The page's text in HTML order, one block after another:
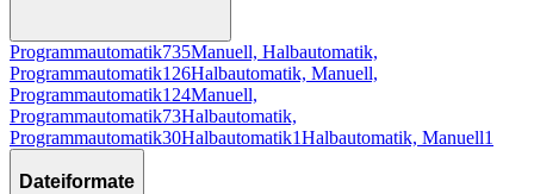
Programmautomatik735Manuell, Halbautomatik,
Programmautomatik126Halbautomatik, Manuell,
Programmautomatik124Manuell,
Programmautomatik73Halbautomatik,
Programmautomatik30Halbautomatik1Halbautomatik, Manuell1
Dateiformate